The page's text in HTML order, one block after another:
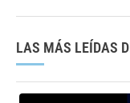
LAS MÁS LEÍDAS